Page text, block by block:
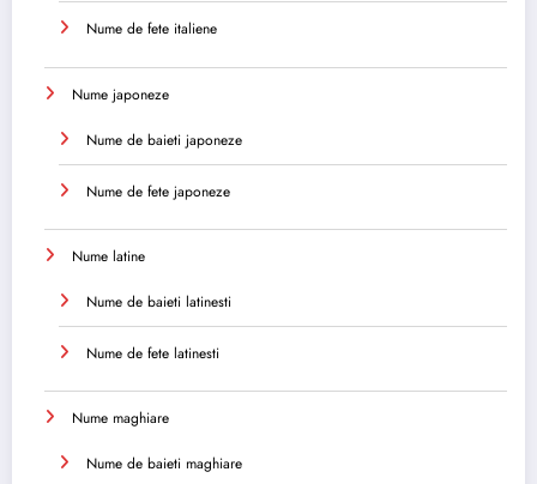
Nume de fete italiene
Nume japoneze
Nume de baieti japoneze
Nume de fete japoneze
Nume latine
Nume de baieti latinesti
Nume de fete latinesti
Nume maghiare
Nume de baieti maghiare